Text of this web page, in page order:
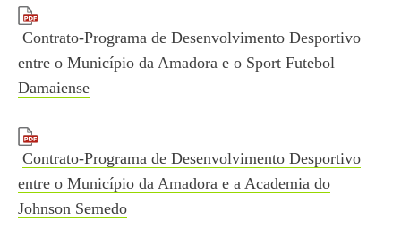
Contrato-Programa de Desenvolvimento Desportivo
entre o Município da Amadora e o Sport Futebol
Damaiense
Contrato-Programa de Desenvolvimento Desportivo
entre o Município da Amadora e a Academia do
Johnson Semedo